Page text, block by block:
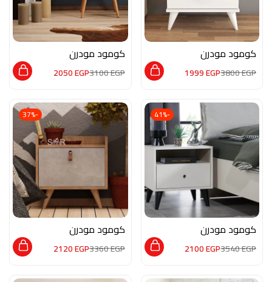
كومود مودرن
MON174
3800EGP
1999EGP
كومود مودرن
MON176
3100EGP
2050EGP
-41%
كومود مودرن
MON175
3540EGP
2100EGP
-37%
كومود مودرن
MON173
3360EGP
2120EGP